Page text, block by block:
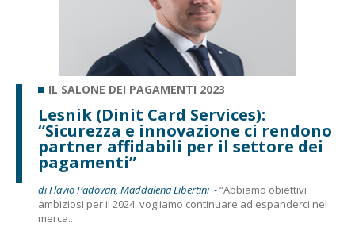
IL SALONE DEI PAGAMENTI 2023
Lesnik (Dinit Card Services):
“Sicurezza e innovazione ci rendono
partner affidabili per il settore dei
pagamenti”
di Flavio Padovan, Maddalena Libertini -“Abbiamo obiettivi
ambiziosi per il 2024: vogliamo continuare ad espanderci nel
merca...